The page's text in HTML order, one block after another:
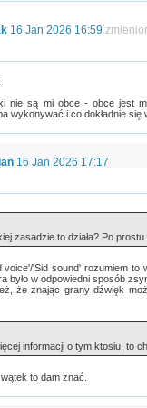
16 Jan 2026 16:59
nie są mi obce - obce jest
wykonywać i co dokładnie się
16 Jan 2026 17:17
zasadzie to działa? Po
voice'/'Sid sound' rozumiem to
było w odpowiedni sposób
że znając grany dźwięk
informacji o tym ktosiu, to
to dam znać.